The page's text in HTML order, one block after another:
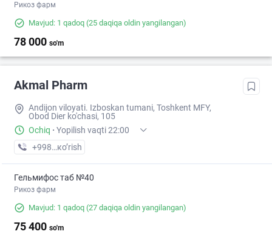
Рикоз фарм
Mavjud: 1 qadoq (25 daqiqa oldin yangilangan)
78 000 so'm
Akmal Pharm
Andijon viloyati. Izboskan tumani, Toshkent MFY,
Obod Dier ko'chasi, 105
Ochiq · Yopilish vaqti 22:00
+998 (88) XXX-XX-XX
кo’rish
Гельмифос таб №40
Рикоз фарм
Mavjud: 1 qadoq (27 daqiqa oldin yangilangan)
75 400 so'm